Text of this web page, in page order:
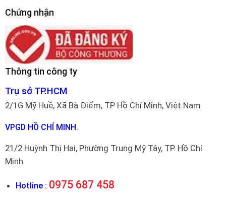
Chứng nhận
Thông tin công ty
Trụ sở TP.HCM
2/1G Mỹ Huề, Xã Bà Điểm, TP Hồ Chí Minh, Việt Nam
VPGD HỒ CHÍ MINH.
21/2 Huỳnh Thị Hai, Phường Trung Mỹ Tây, TP. Hồ Chí
Minh
Hotline : 0975 687 458